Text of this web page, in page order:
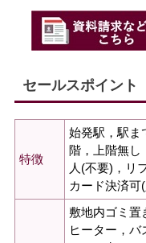
セールスポイント
特徴
始発駅，駅ま
階，上階無し
人(不要)，リ
カード決済可
敷地内ゴミ置
ヒーター，バ